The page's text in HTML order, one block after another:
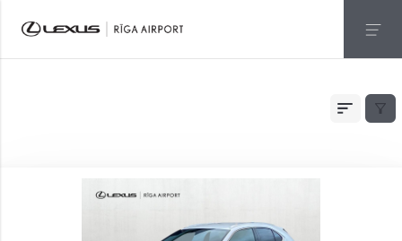
АВТОМОБИЛИ С ПРОБЕГОМ